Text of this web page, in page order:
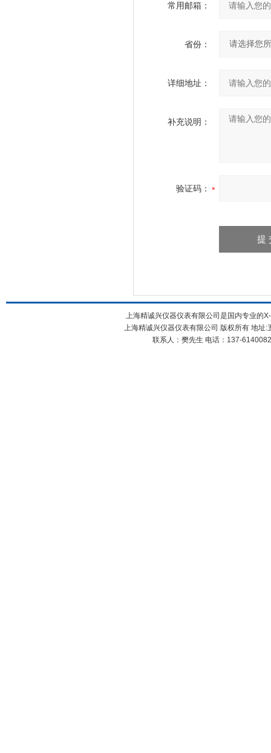
常用邮箱：
省份：
详细地址：
补充说明：
验证码：
上海精诚兴仪器仪表有限公司是国内专业的
上海精诚兴仪器仪表有限公司 版权所有 地
联系人：樊先生 电话：137-